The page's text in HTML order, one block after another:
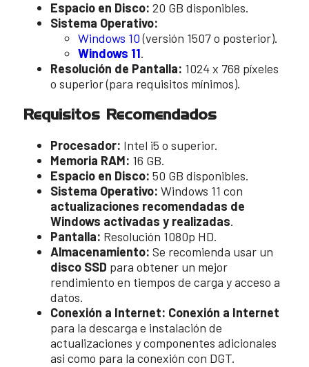
Espacio en Disco: 20 GB disponibles.
Sistema Operativo:
Windows 10(versión 1507 o posterior).
Windows 11.
Resolución de Pantalla: 1024 x 768 píxeles
o superior (para requisitos mínimos).
Requisitos Recomendados
Procesador: Intel i5 o superior.
Memoria RAM: 16 GB.
Espacio en Disco: 50 GB disponibles.
Sistema Operativo: Windows 11 con
actualizaciones recomendadas de
Windows activadas y realizadas.
Pantalla: Resolución 1080p HD.
Almacenamiento: Se recomienda usar un
disco SSD para obtener un mejor
rendimiento en tiempos de carga y acceso a
datos.
Conexión a Internet: Conexión a Internet
para la descarga e instalación de
actualizaciones y componentes adicionales
asi como para la conexión con DGT.